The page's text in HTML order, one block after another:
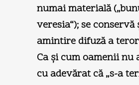
numai materială
veresia“); se conservă
amintire difuză a
Ca şi cum oamenii nu
cu adevărat că „s-a